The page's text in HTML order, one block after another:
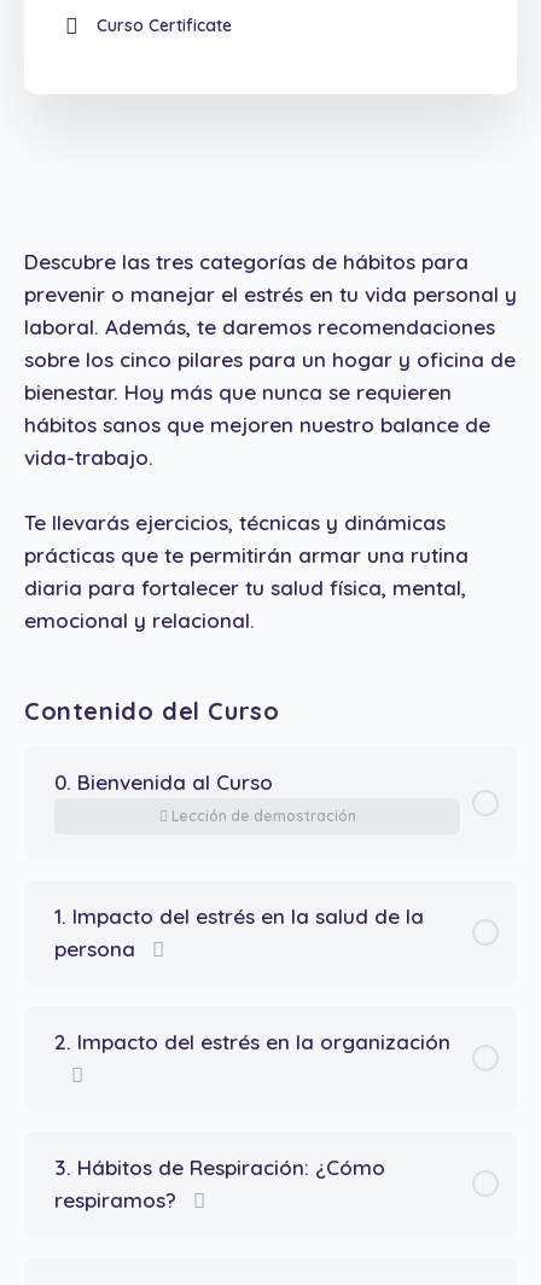
Descubre las tres categorías de hábitos para
prevenir o manejar el estrés en tu vida personal y
laboral. Además, te daremos recomendaciones
sobre los cinco pilares para un hogar y oficina de
bienestar. Hoy más que nunca se requieren
hábitos sanos que mejoren nuestro balance de
vida-trabajo.
Te llevarás ejercicios, técnicas y dinámicas
prácticas que te permitirán armar una rutina
diaria para fortalecer tu salud física, mental,
emocional y relacional.
Contenido del Curso
0. Bienvenida al Curso
Lección de demostración
1. Impacto del estrés en la salud de la
persona
2. Impacto del estrés en la organización
3. Hábitos de Respiración: ¿Cómo
respiramos?
Curso Certificate